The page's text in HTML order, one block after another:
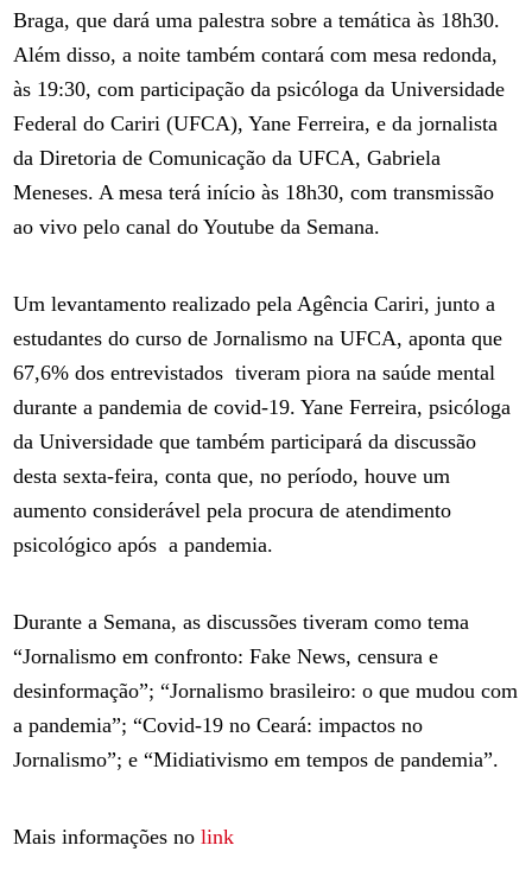
Braga, que dará uma palestra sobre a temática às 18h30.
Além disso, a noite também contará com mesa redonda,
às 19:30, com participação da psicóloga da Universidade
Federal do Cariri (UFCA), Yane Ferreira, e da jornalista
da Diretoria de Comunicação da UFCA, Gabriela
Meneses. A mesa terá início às 18h30, com transmissão
ao vivo pelo canal do Youtube da Semana.
Um levantamento realizado pela Agência Cariri, junto a
estudantes do curso de Jornalismo na UFCA, aponta que
67,6% dos entrevistados tiveram piora na saúde mental
durante a pandemia de covid-19. Yane Ferreira, psicóloga
da Universidade que também participará da discussão
desta sexta-feira, conta que, no período, houve um
aumento considerável pela procura de atendimento
psicológico após a pandemia.
Durante a Semana, as discussões tiveram como tema
“Jornalismo em confronto: Fake News, censura e
desinformação”; “Jornalismo brasileiro: o que mudou com
a pandemia”; “Covid-19 no Ceará: impactos no
Jornalismo”; e “Midiativismo em tempos de pandemia”.
Mais informações nolink